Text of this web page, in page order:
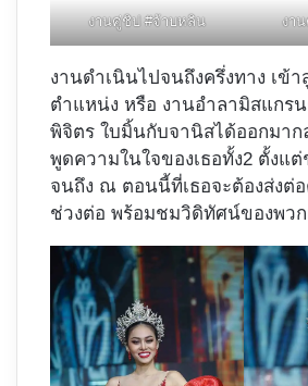
งานคู่ชิป #จ้าบหลิน งา
งานดำเนินไปจนถึงครึ่งทาง เข้า
ตำแหน่ง หรือ งานอำลามิสแกร
พิจิตร ใบมิ้นกับจานิสได้ออกมา
พูดความในใจของเธอทั้ง2 ตั้งแต่
จนถึง ณ ตอนนี้ที่เธอจะต้องส่งต่
ช่วงต่อ พร้อมชมวิดิทัศน์ของพวก